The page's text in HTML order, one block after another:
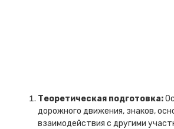
Теоретическая подготовка:
дорожного движения, знаков,
взаимодействия с другими